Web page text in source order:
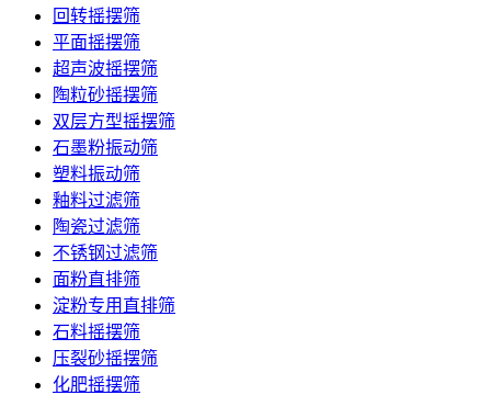
回转摇摆筛
平面摇摆筛
超声波摇摆筛
陶粒砂摇摆筛
双层方型摇摆筛
石墨粉振动筛
塑料振动筛
釉料过滤筛
陶瓷过滤筛
不锈钢过滤筛
面粉直排筛
淀粉专用直排筛
石料摇摆筛
压裂砂摇摆筛
化肥摇摆筛